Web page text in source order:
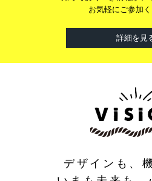
お気軽にご参加く
詳細を見
デザインも、